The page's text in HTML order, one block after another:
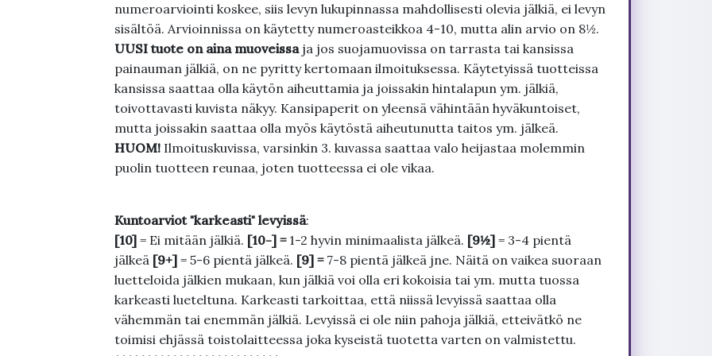
numeroarviointi koskee, siis levyn lukupinnassa mahdollisesti olevia jälkiä, ei levyn
sisältöä. Arvioinnissa on käytetty numeroasteikkoa 4-10, mutta alin arvio on 8½.
UUSI tuote on aina muoveissa ja jos suojamuovissa on tarrasta tai kansissa
painauman jälkiä, on ne pyritty kertomaan ilmoituksessa. Käytetyissä tuotteissa
kansissa saattaa olla käytön aiheuttamia ja joissakin hintalapun ym. jälkiä,
toivottavasti kuvista näkyy. Kansipaperit on yleensä vähintään hyväkuntoiset,
mutta joissakin saattaa olla myös käytöstä aiheutunutta taitos ym. jälkeä.
HUOM!Ilmoituskuvissa, varsinkin 3. kuvassa saattaa valo heijastaa molemmin
puolin tuotteen reunaa, joten tuotteessa ei ole vikaa.
Kuntoarviot "karkeasti" levyissä:
[10]= Ei mitään jälkiä. [10-] = 1-2 hyvin minimaalista jälkeä. [9½]= 3-4 pientä
jälkeä [9+]= 5-6 pientä jälkeä. [9] = 7-8 pientä jälkeä jne. Näitä on vaikea suoraan
luetteloida jälkien mukaan, kun jälkiä voi olla eri kokoisia tai ym. mutta tuossa
karkeasti lueteltuna. Karkeasti tarkoittaa, että niissä levyissä saattaa olla
vähemmän tai enemmän jälkiä. Levyissä ei ole niin pahoja jälkiä, etteivätkö ne
toimisi ehjässä toistolaitteessa joka kyseistä tuotetta varten on valmistettu.